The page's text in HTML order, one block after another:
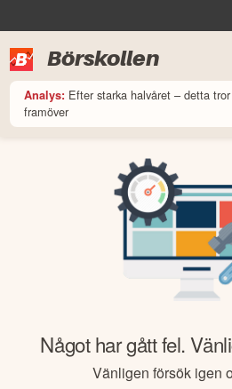
Börskollen
Analys: Efter starka halvåret – detta
framöver
Något har gått fel.
Vänligen försök igen